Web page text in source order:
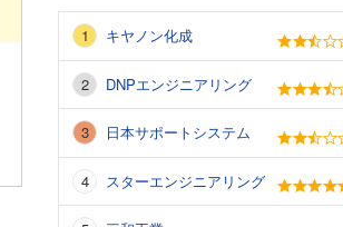
キヤノン化成
DNPエンジニアリング
日本サポートシステム
スターエンジニアリング